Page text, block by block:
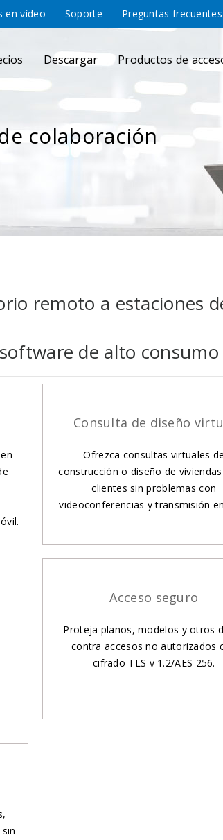
en vídeo Soporte Preguntas frecuentes
Descargar Productos de
colaboración
remoto a estaciones
software de alto consumo
Consulta de diseño
Ofrezca consultas virtuales de
construcción o diseño de
clientes sin problemas con
videoconferencias y transmisión
Acceso seguro
Proteja planos, modelos y otros
contra accesos no autorizados
cifrado TLS v 1.2/AES 256.